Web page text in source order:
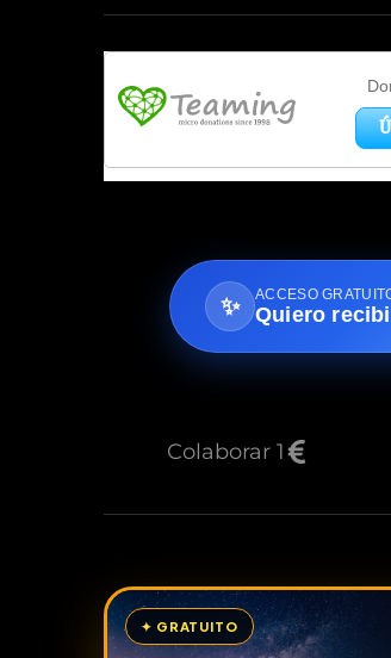
✨ ACCESO
Quiero
Colaborar 1
✦ GRATUITO